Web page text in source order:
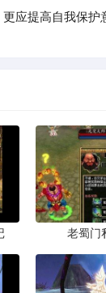
应提高自我保
老蜀门